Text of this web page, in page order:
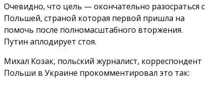
Очевидно, что цель — окончательно разосраться с
Польшей, страной которая первой пришла на
помочь после полномасштабного вторжения.
Путин аплодирует стоя.
Михал Козак, польский журналист, корреспондент
Польши в Украине прокомментировал это так: